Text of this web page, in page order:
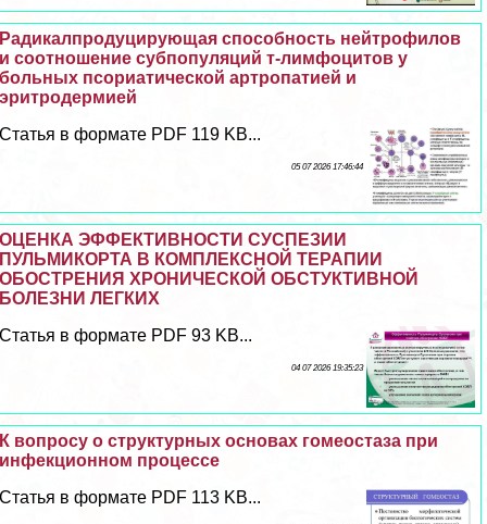
Радикалпродуцирующая способность нейтрофилов
и соотношение субпопуляций т-лимфоцитов у
больных псориатической артропатией и
эритродермией
Статья в формате PDF 119 KB...
05 07 2026 17:46:44
ОЦЕНКА ЭФФЕКТИВНОСТИ СУСПЕЗИИ
ПУЛЬМИКОРТА В КОМПЛЕКСНОЙ ТЕРАПИИ
ОБОСТРЕНИЯ ХРОНИЧЕСКОЙ ОБСТУКТИВНОЙ
БОЛЕЗНИ ЛЕГКИХ
Статья в формате PDF 93 KB...
04 07 2026 19:35:23
К вопросу о структурных основах гомеостаза при
инфекционном процессе
Статья в формате PDF 113 KB...